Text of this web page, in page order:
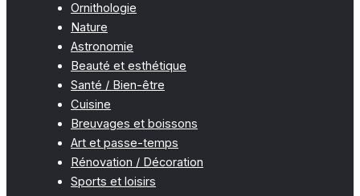
Ornithologie
Nature
Astronomie
Beauté et esthétique
Santé / Bien-être
Cuisine
Breuvages et boissons
Art et passe-temps
Rénovation / Décoration
Sports et loisirs